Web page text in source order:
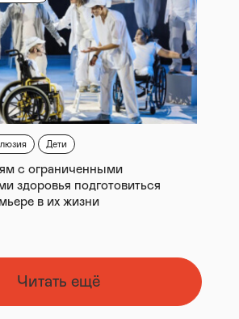
Дети
с ограниченными
здоровья подготовиться
в их жизни
Читать ещё